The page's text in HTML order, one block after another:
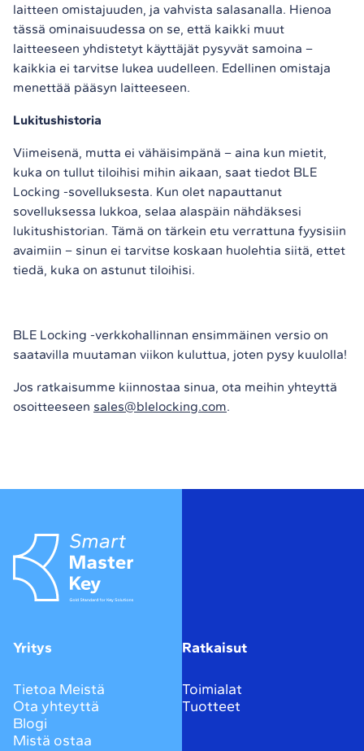
laitteen omistajuuden, ja vahvista salasanalla. Hienoa
tässä ominaisuudessa on se, että kaikki muut
laitteeseen yhdistetyt käyttäjät pysyvät samoina –
kaikkia ei tarvitse lukea uudelleen. Edellinen omistaja
menettää pääsyn laitteeseen.
Lukitushistoria
Viimeisenä, mutta ei vähäisimpänä – aina kun mietit,
kuka on tullut tiloihisi mihin aikaan, saat tiedot BLE
Locking -sovelluksesta. Kun olet napauttanut
sovelluksessa lukkoa, selaa alaspäin nähdäksesi
lukitushistorian. Tämä on tärkein etu verrattuna fyysisiin
avaimiin – sinun ei tarvitse koskaan huolehtia siitä, ettet
tiedä, kuka on astunut tiloihisi.
BLE Locking -verkkohallinnan ensimmäinen versio on
saatavilla muutaman viikon kuluttua, joten pysy kuulolla!
Jos ratkaisumme kiinnostaa sinua, ota meihin yhteyttä
osoitteeseen sales@blelocking.com.
Yritys
Tietoa Meistä
Ota yhteyttä
Blogi
Mistä ostaa
Ratkaisut
Toimialat
Tuotteet